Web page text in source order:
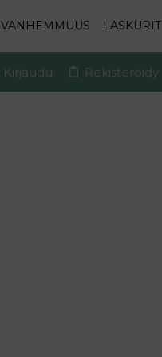
VANHEMMUUS LASKURIT
Kirjaudu Rekisteröidy